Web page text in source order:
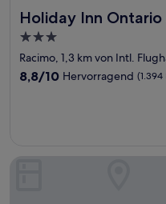
Holiday Inn
Holiday Inn Ontario
3.0-
Sterne-
Unterkunft
Racimo, 1,3 km von Intl.
8.8
8,8/10 Hervorragend
Residence Inn by Marriott